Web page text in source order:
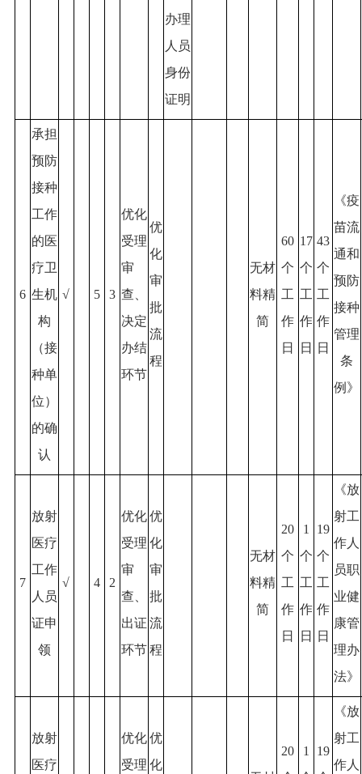
办理
人员
身份
证明
6
承担
预防
接种
工作
的医
疗卫
生机
构
（接
种单
位）
的确
认
√ 5 3
优化
受理
审
查、
决定
办结
环节
优
化
审
批
流
程
无材
料精
简
60
个
工
作
日
17
个
工
作
日
43
个
工
作
日
《疫
苗流
通和
预防
接种
管理
条
例》
7
放射
医疗
工作
人员
证申
领
√ 4 2
优化
受理
审
查、
出证
环节
优
化
审
批
流
程
无材
料精
简
20
个
工
作
日
1
个
工
作
日
19
个
工
作
日
《放
射工
作人
员职
业健
康管
理办
法》
放射
医疗
优化
受理
优
化
20
1
19
《放
射工
作人